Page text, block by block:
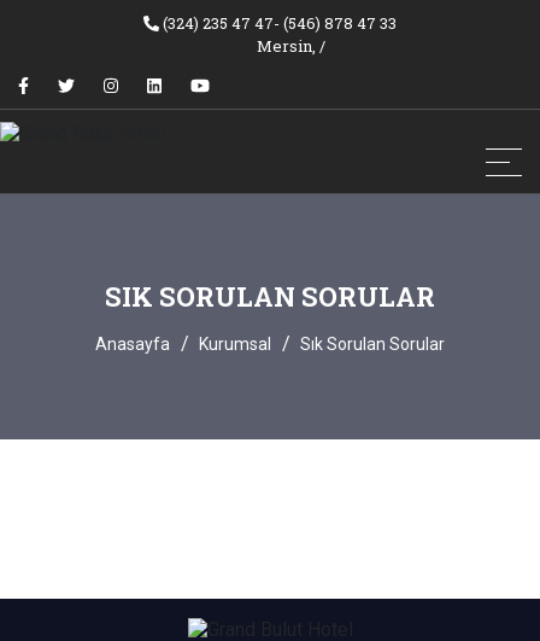
(324) 235 47 47- (546) 878 47 33
Mersin, /
SIK SORULAN SORULAR
Anasayfa Kurumsal Sık Sorulan Sorular